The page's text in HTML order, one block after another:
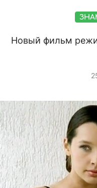
Новый фильм